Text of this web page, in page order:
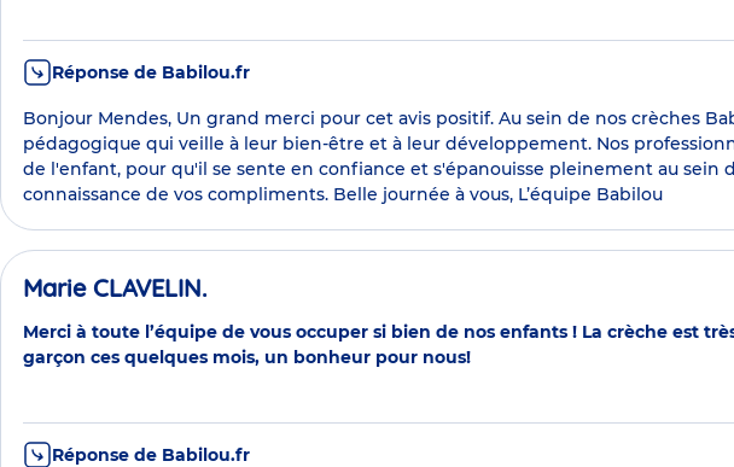
Réponse de Babilou.fr
Bonjour Mendes, Un grand merci pour cet avis positif. Au sein de nos crèches
pédagogique qui veille à leur bien-être et à leur développement. Nos
de l'enfant, pour qu'il se sente en confiance et s'épanouisse pleinement au
connaissance de vos compliments. Belle journée à vous, L’équipe Babilou
Marie CLAVELIN.
Merci à toute l’équipe de vous occuper si bien de nos enfants ! La crèche est
garçon ces quelques mois, un bonheur pour nous!
Réponse de Babilou.fr